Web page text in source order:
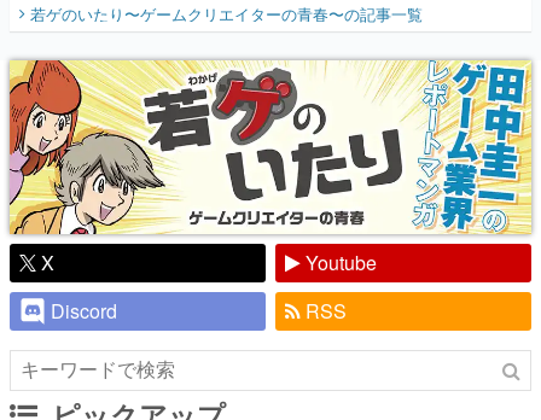
『少年ジャンプ』色だった【若ゲのいた
り】
若ゲのいたり〜ゲームクリエイターの青春〜の記事一覧
X
Youtube
Discord
RSS